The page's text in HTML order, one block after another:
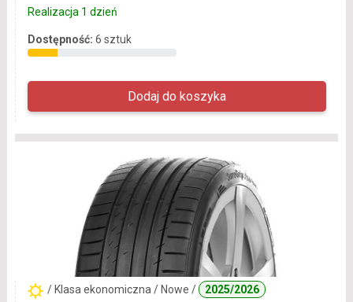
Realizacja 1 dzień
Dostępność: 6 sztuk
/ Klasa ekonomiczna / Nowe / 2025/2026